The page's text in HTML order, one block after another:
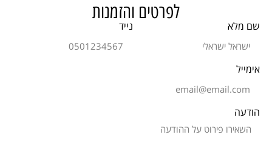
לפרטים והזמנות
שם מלא נייד
אימייל
הודעה